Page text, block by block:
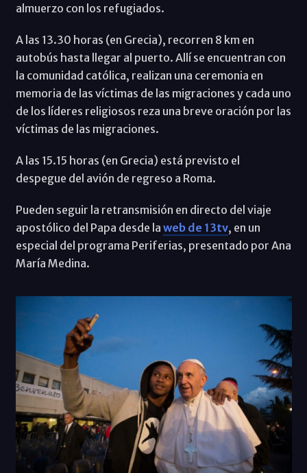
almuerzo con los refugiados.
A las 13.30 horas (en Grecia), recorren 8 km en
autobús hasta llegar al puerto. Allí se encuentran con
la comunidad católica, realizan una ceremonia en
memoria de las víctimas de las migraciones y cada uno
de los líderes religiosos reza una breve oración por las
víctimas de las migraciones.
A las 15.15 horas (en Grecia) está previsto el
despegue del avión de regreso a Roma.
Pueden seguir la retransmisión en directo del viaje
apostólico del Papa desde la web de 13tv, en un
especial del programa Periferias, presentado por Ana
María Medina.